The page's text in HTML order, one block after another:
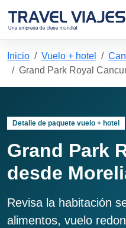
Inicio Vuelo + hotel
Grand Park Royal
Detalle de paquete vuelo + hotel
Grand Park
desde
Revisa la habitación
alimentos, vuelo